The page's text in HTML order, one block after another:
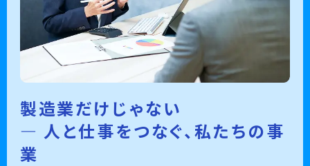
製造業だけじゃない
― 人と仕事をつなぐ、私たちの事
業